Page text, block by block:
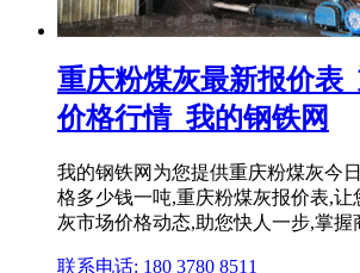
重庆粉煤灰最新报价表
价格行情_我的钢铁网
我的钢铁网为您提供重庆粉煤灰今
格多少钱一吨,重庆粉煤灰报价表,
灰市场价格动态,助您快人一步,掌握
联系电话: 180 3780 8511